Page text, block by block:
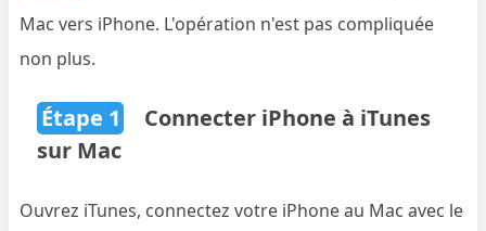
Mac vers iPhone. L'opération n'est pas compliquée
non plus.
Étape 1
Connecter iPhone à iTunes
sur Mac
Ouvrez iTunes, connectez votre iPhone au Mac avec le